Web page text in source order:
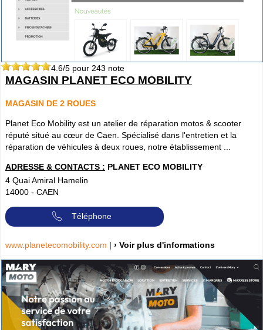
4.6/5 pour 243 note
MAGASIN PLANET ECO MOBILITY
MAGASIN DE 2 ROUES
Planet Eco Mobility est un atelier de réparation motos & scooter
réputé situé au cœur de Caen. Spécialisé dans l'entretien et la
réparation de véhicules à deux roues, notre établissement ...
ADRESSE & CONTACTS : PLANET ECO MOBILITY
4 Quai Amiral Hamelin
14000 - CAEN
Téléphone
www.planetecomobility.com | › Voir plus d'informations